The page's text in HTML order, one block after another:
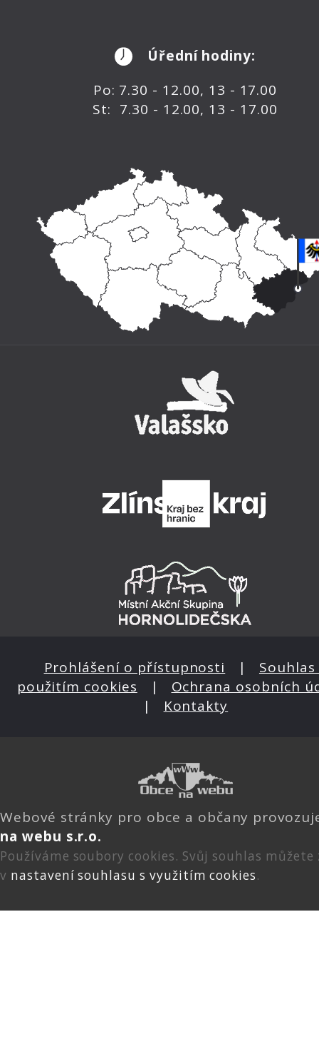
Úřední hodiny:
Po: 7.30 - 12.00, 13 - 17.00
St: 7.30 - 12.00, 13 - 17.00
Prohlášení o přístupnosti | Souhlas
použitím cookies | Ochrana osobních
| Kontakty
Webové stránky pro obce a občany
na webu s.r.o.
Používáme soubory cookies. Svůj souhlas
v nastavení souhlasu s využitím cookies.